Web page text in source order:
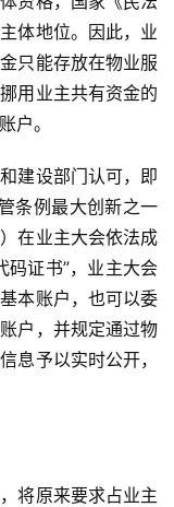
体地位。因此，业
只能存放在物业服
用业主共有资金的
户。
建设部门认可，即
条例最大创新之一
在业主大会依法成
码证书”，业主大会
本账户，也可以委
户，并规定通过物
息予以实时公开，
将原来要求占业主